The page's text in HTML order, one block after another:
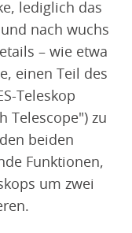
lediglich das
nach wuchs
– wie etwa
einen Teil des
Teleskop
Telescope") zu
beiden
Funktionen,
um zwei